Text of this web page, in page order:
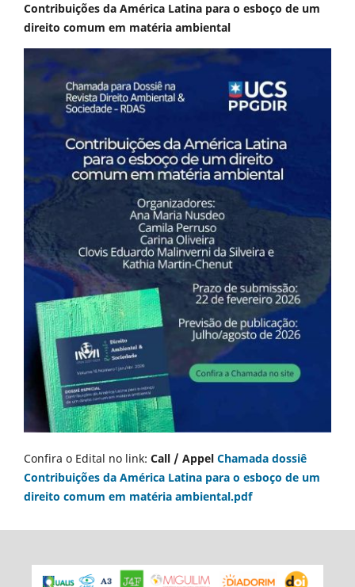
Contribuições da América Latina para o esboço de um
direito comum em matéria ambiental
Confira o Edital no link: Call / Appel Chamada dossiê
Contribuições da América Latina para o esboço de um
direito comum em matéria ambiental.pdf